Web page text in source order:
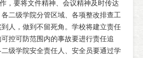
，要将文件精神、会议精神及时传达
二级学院分管区域、各项整改排查工
人，做到不留死角。学校将建立责任
控可防范围内的事故要进行责任追
级学院安全责任人、安全员要通过学